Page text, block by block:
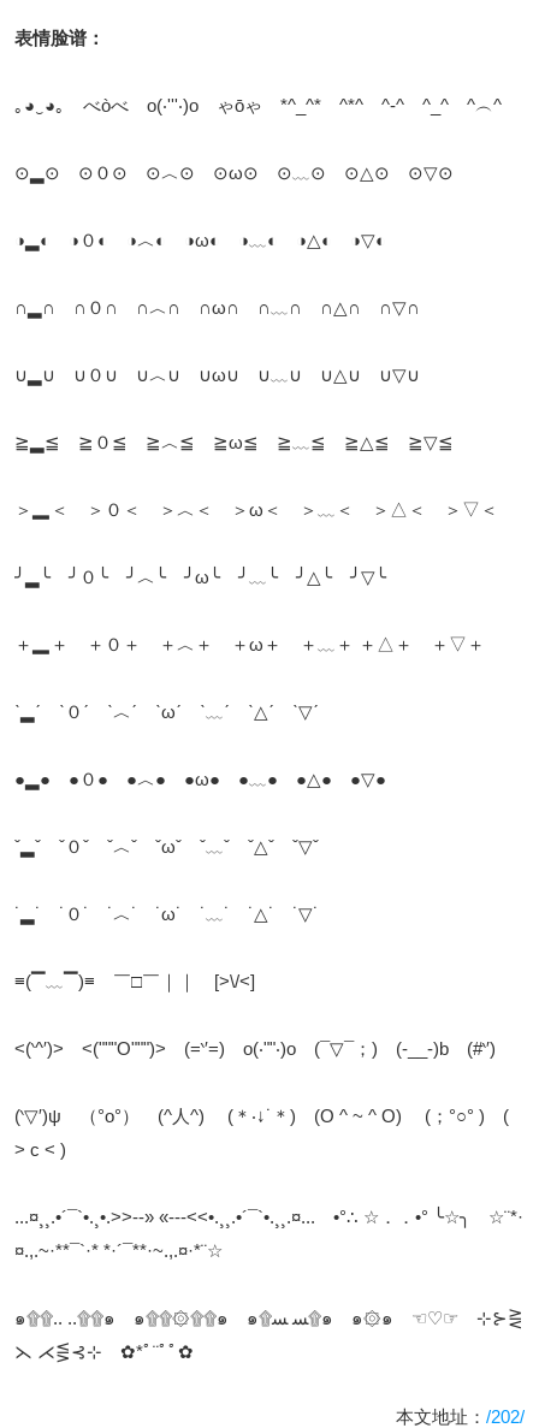
表情脸谱：
｡◕‿◕｡ べòべ o(‧'''‧)o ゃōゃ *^_^* ^*^ ^-^ ^_^ ^︵^
⊙▂⊙ ⊙０⊙ ⊙︿⊙ ⊙ω⊙ ⊙﹏⊙ ⊙△⊙ ⊙▽⊙
◑▂◐ ◑０◐ ◑︿◐ ◑ω◐ ◑﹏◐ ◑△◐ ◑▽◐
∩▂∩ ∩０∩ ∩︿∩ ∩ω∩ ∩﹏∩ ∩△∩ ∩▽∩
∪▂∪ ∪０∪ ∪︿∪ ∪ω∪ ∪﹏∪ ∪△∪ ∪▽∪
≧▂≦ ≧０≦ ≧︿≦ ≧ω≦ ≧﹏≦ ≧△≦ ≧▽≦
＞▂＜ ＞０＜ ＞︿＜ ＞ω＜ ＞﹏＜ ＞△＜ ＞▽＜
╯▂╰ ╯０╰ ╯︿╰ ╯ω╰ ╯﹏╰ ╯△╰ ╯▽╰
＋▂＋ ＋０＋ ＋︿＋ ＋ω＋ ＋﹏＋ ＋△＋ ＋▽＋
ˋ▂ˊ ˋ０ˊ ˋ︿ˊ ˋωˊ ˋ﹏ˊ ˋ△ˊ ˋ▽ˊ
●▂● ●０● ●︿● ●ω● ●﹏● ●△● ●▽●
ˇ▂ˇ ˇ０ˇ ˇ︿ˇ ˇωˇ ˇ﹏ˇ ˇ△ˇ ˇ▽ˇ
˙▂˙ ˙０˙ ˙︿˙ ˙ω˙ ˙﹏˙ ˙△˙ ˙▽˙
≡(▔﹏▔)≡ ￣□￣｜｜ [>\/<]
<(‵^′)> <("""O""")> (=‵′=) o(‧""‧)o (¯▽¯；) (-__-)b (#‵′)
(‵▽′)ψ （°ο°） (^人^) (＊‧↓˙＊) (O ^ ~ ^ O) (；°○° ) (
> c < )
...¤¸¸.•´¯`•.¸•.>>--» «---<<•.¸¸.•´¯`•.¸¸.¤... •°∴ ☆．．•° ╰☆╮ ☆¨*·
¤.,.~·**¯`·* *·´¯**·~.,.¤·*¨☆
๑۩۩.. ..۩۩๑ ๑۩۩۞۩۩๑ ๑۩ﺴ ﺴ۩๑ ๑۞๑ ☜♡☞ ⊹⊱⋛
⋋ ⋌⋚⊰⊹ ✿*ﾟ¨ﾟﾟ✿
本文地址： /202/